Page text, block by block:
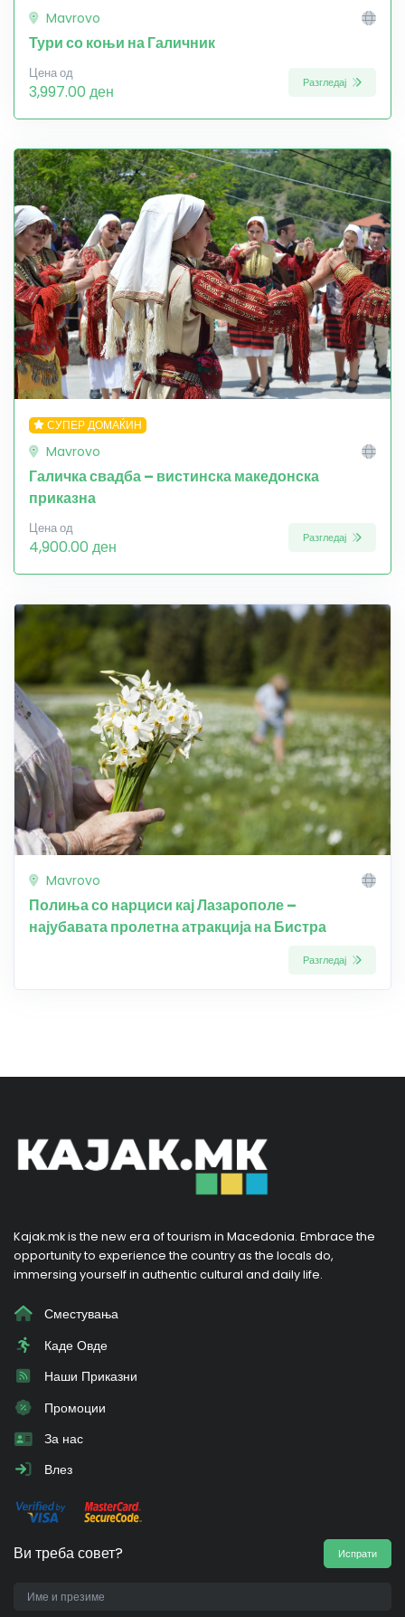
Mavrovo
Тури со коњи на Галичник
Цена од
3,997.00 ден Разгледај
СУПЕР ДОМАЌИН
Mavrovo
Галичка свадба – вистинска македонска
приказна
Цена од
4,900.00 ден Разгледај
Mavrovo
Полиња со нарциси кај Лазарополе –
најубавата пролетна атракција на Бистра
Разгледај
Kajak.mk is the new era of tourism in Macedonia. Embrace the
opportunity to experience the country as the locals do,
immersing yourself in authentic cultural and daily life.
Сместувања
Каде Овде
Наши Приказни
Промоции
За нас
Влез
Ви треба совет? Испрати